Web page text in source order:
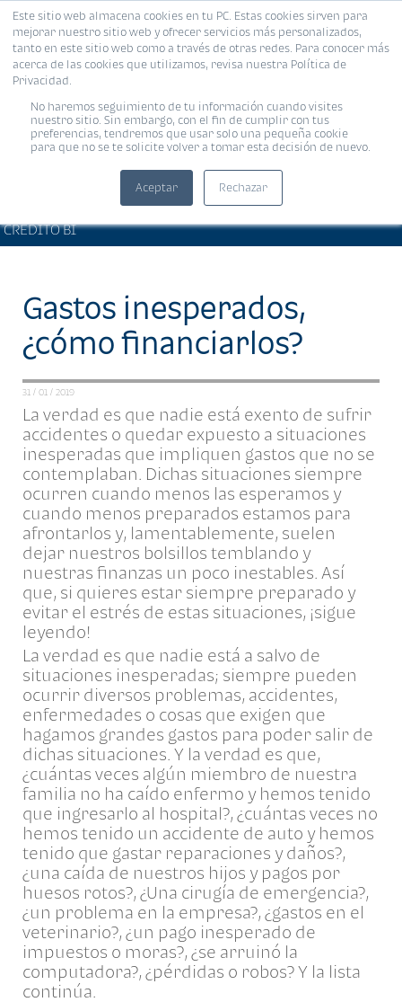
Este sitio web almacena cookies en tu PC. Estas cookies sirven para
mejorar nuestro sitio web y ofrecer servicios más personalizados,
tanto en este sitio web como a través de otras redes. Para conocer más
acerca de las cookies que utilizamos, revisa nuestra Política de
Privacidad.
No haremos seguimiento de tu información cuando visites
nuestro sitio. Sin embargo, con el fin de cumplir con tus
preferencias, tendremos que usar solo una pequeña cookie
para que no se te solicite volver a tomar esta decisión de nuevo.
Aceptar Rechazar
MENÚ
CRÉDITO BI
Gastos inesperados,
¿cómo financiarlos?
31 / 01 / 2019
La verdad es que nadie está exento de sufrir
accidentes o quedar expuesto a situaciones
inesperadas que impliquen gastos que no se
contemplaban. Dichas situaciones siempre
ocurren cuando menos las esperamos y
cuando menos preparados estamos para
afrontarlos y, lamentablemente, suelen
dejar nuestros bolsillos temblando y
nuestras finanzas un poco inestables. Así
que, si quieres estar siempre preparado y
evitar el estrés de estas situaciones, ¡sigue
leyendo!
La verdad es que nadie está a salvo de
situaciones inesperadas; siempre pueden
ocurrir diversos problemas, accidentes,
enfermedades o cosas que exigen que
hagamos grandes gastos para poder salir de
dichas situaciones. Y la verdad es que,
¿cuántas veces algún miembro de nuestra
familia no ha caído enfermo y hemos tenido
que ingresarlo al hospital?, ¿cuántas veces no
hemos tenido un accidente de auto y hemos
tenido que gastar reparaciones y daños?,
¿una caída de nuestros hijos y pagos por
huesos rotos?, ¿Una cirugía de emergencia?,
¿un problema en la empresa?, ¿gastos en el
veterinario?, ¿un pago inesperado de
impuestos o moras?, ¿se arruinó la
computadora?, ¿pérdidas o robos? Y la lista
continúa.